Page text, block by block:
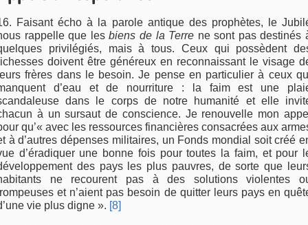
Faisant écho à la parole antique des prophètes, le
rappelle que lesbiens de la Terre ne sont pas destinés
privilégiés, mais à tous. Ceux qui possèdent
doivent être généreux en reconnaissant le visage
frères dans le besoin. Je pense en particulier à ceux
d’eau et de nourriture : la faim est une
dans le corps de notre humanité et elle
à un sursaut de conscience. Je renouvelle mon
qu’« avec les ressources financières consacrées aux
à d’autres dépenses militaires, un Fonds mondial soit créé
d’éradiquer une bonne fois pour toutes la faim, et pour
des pays les plus pauvres, de sorte que
ne recourent pas à des solutions violentes
et n’aient pas besoin de quitter leurs pays en
vie plus digne ». [8]